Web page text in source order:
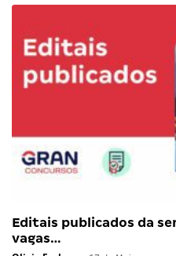
Editais publicados da
vagas…